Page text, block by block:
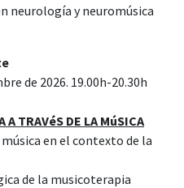
neurología y neuromúsica
de 2026. 19.00h-20.30h
A TRAVéS DE LA MúSICA
en el contexto de la
de la musicoterapia